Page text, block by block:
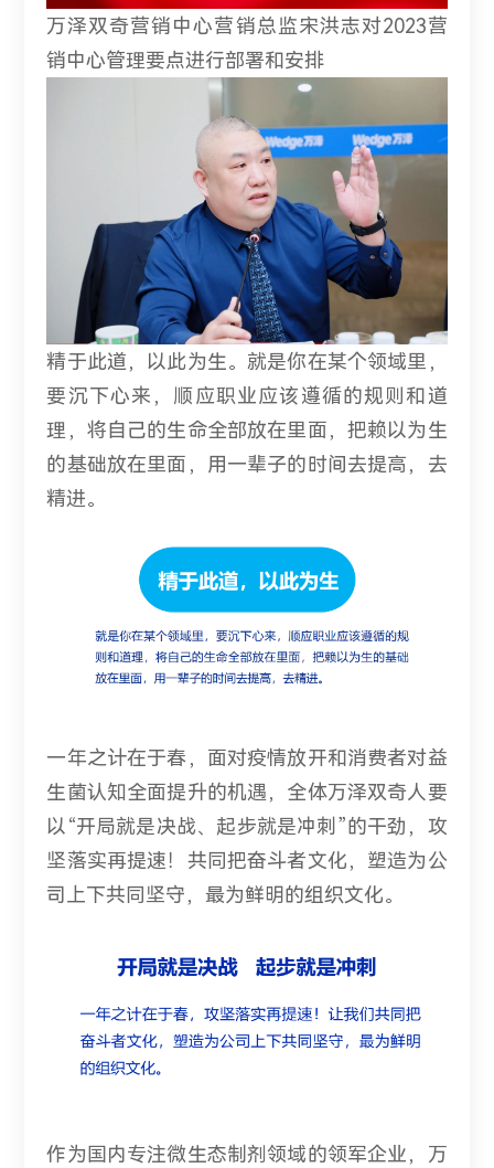
万泽双奇营销中心营销总监宋洪志对2023营
销中心管理要点进行部署和安排
精于此道，以此为生。就是你在某个领域里，
要沉下心来，顺应职业应该遵循的规则和道
理，将自己的生命全部放在里面，把赖以为生
的基础放在里面，用一辈子的时间去提高，去
精进。
一年之计在于春，面对疫情放开和消费者对益
生菌认知全面提升的机遇，全体万泽双奇人要
以“开局就是决战、起步就是冲刺”的干劲，攻
坚落实再提速！共同把奋斗者文化，塑造为公
司上下共同坚守，最为鲜明的组织文化。
作为国内专注微生态制剂领域的领军企业，万